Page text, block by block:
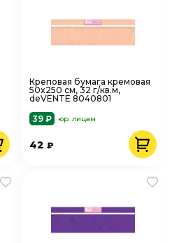
Креповая бумага кремовая
50x250 см, 32 г/кв.м,
deVENTE 8040801
39 ₽
юр. лицам
42₽